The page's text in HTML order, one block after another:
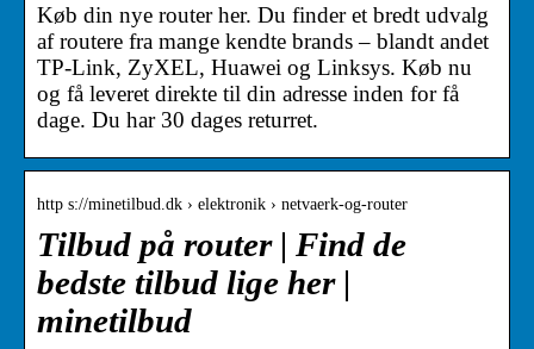
Køb din nye router her. Du finder et bredt udvalg
af routere fra mange kendte brands – blandt andet
TP-Link, ZyXEL, Huawei og Linksys. Køb nu
og få leveret direkte til din adresse inden for få
dage. Du har 30 dages returret.
http s://minetilbud.dk › elektronik › netvaerk-og-router
Tilbud på router | Find de
bedste tilbud lige her |
minetilbud